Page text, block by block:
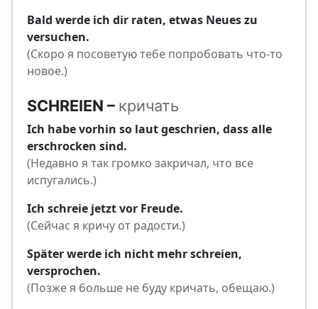
Bald werde ich dir raten, etwas Neues zu
versuchen.
(Скоро я посоветую тебе попробовать что-то
новое.)
SCHREIEN – кричать
Ich habe vorhin so laut geschrien, dass alle
erschrocken sind.
(Недавно я так громко закричал, что все
испугались.)
Ich schreie jetzt vor Freude.
(Сейчас я кричу от радости.)
Später werde ich nicht mehr schreien,
versprochen.
(Позже я больше не буду кричать, обещаю.)